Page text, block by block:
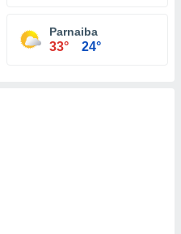
Parnaiba
33° 24°